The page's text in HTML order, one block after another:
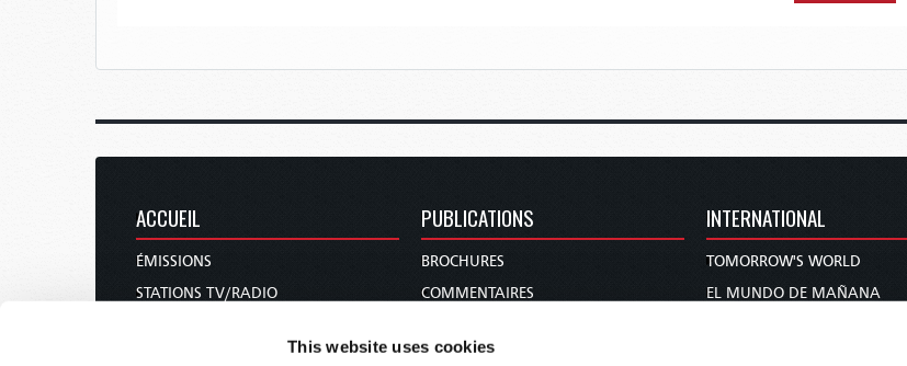
This website uses cookies
ACCUEIL
ÉMISSIONS
STATIONS TV/RADIO
PUBLICATIONS
BROCHURES
COMMENTAIRES
NOUVELLES ET PROPHÉTIES
INTERNATIONAL
TOMORROW'S WORLD
EL MUNDO DE MAÑANA